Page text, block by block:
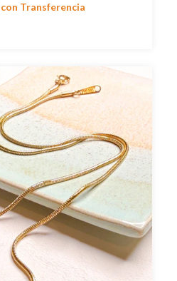
con Transferencia